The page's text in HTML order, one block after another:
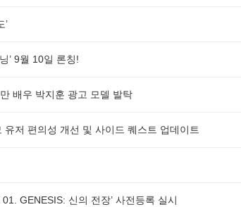
’
’ 9월 10일 론칭!
배우 박지훈 광고 모델 발탁
유저 편의성 개선 및 사이드 퀘스트 업데이트
GENESIS: 신의 전장’ 사전등록 실시